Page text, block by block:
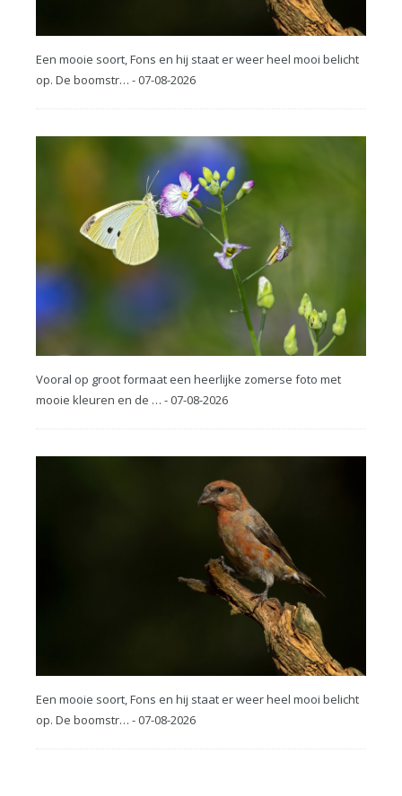
Een mooie soort, Fons en hij staat er weer heel mooi belicht
op. De boomstr… - 07-08-2026
Vooral op groot formaat een heerlijke zomerse foto met
mooie kleuren en de … - 07-08-2026
Een mooie soort, Fons en hij staat er weer heel mooi belicht
op. De boomstr… - 07-08-2026